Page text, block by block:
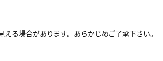
る場合があります。あらかじめご了承下さい。